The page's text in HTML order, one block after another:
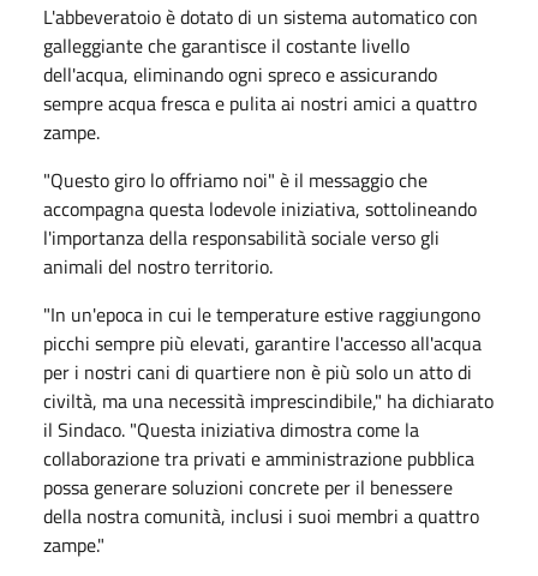
L'abbeveratoio è dotato di un sistema automatico con
galleggiante che garantisce il costante livello
dell'acqua, eliminando ogni spreco e assicurando
sempre acqua fresca e pulita ai nostri amici a quattro
zampe.
"Questo giro lo offriamo noi" è il messaggio che
accompagna questa lodevole iniziativa, sottolineando
l'importanza della responsabilità sociale verso gli
animali del nostro territorio.
"In un'epoca in cui le temperature estive raggiungono
picchi sempre più elevati, garantire l'accesso all'acqua
per i nostri cani di quartiere non è più solo un atto di
civiltà, ma una necessità imprescindibile," ha dichiarato
il Sindaco. "Questa iniziativa dimostra come la
collaborazione tra privati e amministrazione pubblica
possa generare soluzioni concrete per il benessere
della nostra comunità, inclusi i suoi membri a quattro
zampe."